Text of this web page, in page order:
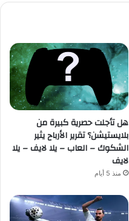
هل تأجلت حصرية كبيرة من
بلايستيشن؟ تقرير الأرباح يثير
الشكوك – العاب – يلا لايف – يلا
لايف
منذ 5 أيام